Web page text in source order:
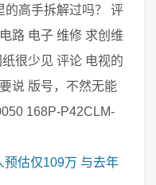
的高手拆解过吗？ 评
路 电子 维修 求创维
很少见 评论 电视的
说 版号，不然无能
168P-P42CLM-
预估仅109万 与去年